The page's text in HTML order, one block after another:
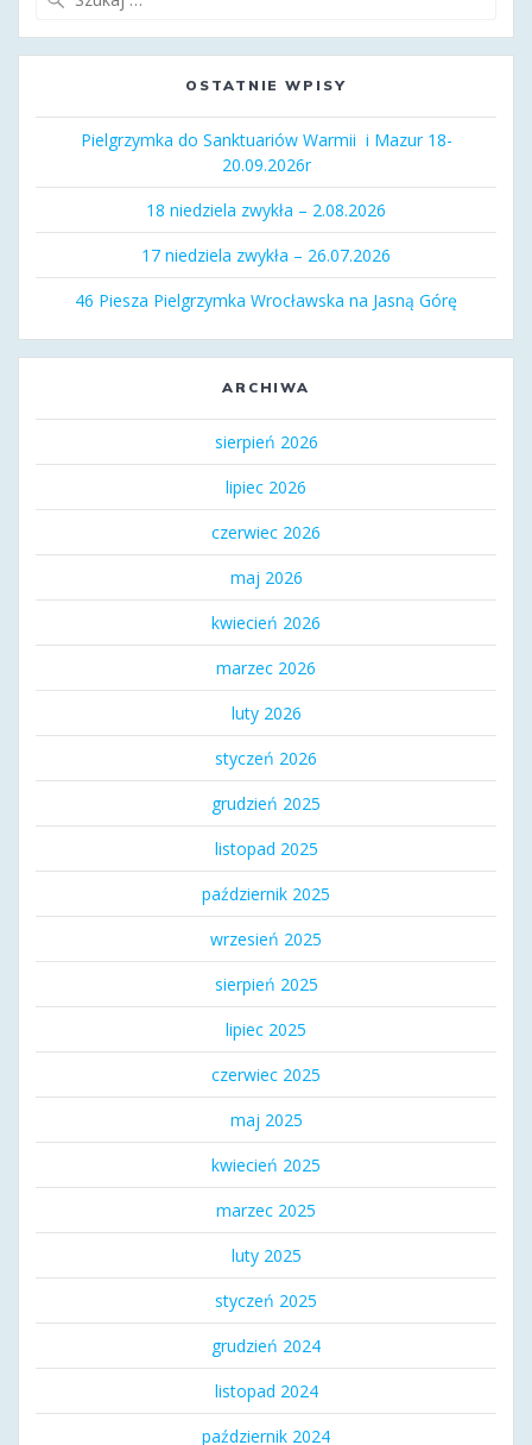
OSTATNIE WPISY
Pielgrzymka do Sanktuariów Warmii i Mazur 18-
20.09.2026r
18 niedziela zwykła – 2.08.2026
17 niedziela zwykła – 26.07.2026
46 Piesza Pielgrzymka Wrocławska na Jasną Górę
ARCHIWA
sierpień 2026
lipiec 2026
czerwiec 2026
maj 2026
kwiecień 2026
marzec 2026
luty 2026
styczeń 2026
grudzień 2025
listopad 2025
październik 2025
wrzesień 2025
sierpień 2025
lipiec 2025
czerwiec 2025
maj 2025
kwiecień 2025
marzec 2025
luty 2025
styczeń 2025
grudzień 2024
listopad 2024
październik 2024